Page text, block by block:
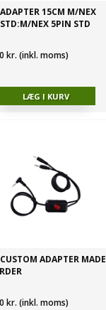
15CM M/NEX
NEX 5PIN STD
kr. (inkl. moms)
ADAPTER MADE
kr. (inkl. moms)